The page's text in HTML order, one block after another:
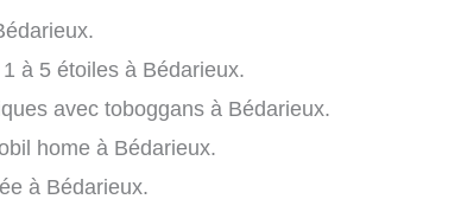
à 5 étoiles à Bédarieux.
avec toboggans à Bédarieux.
home à Bédarieux.
à Bédarieux.